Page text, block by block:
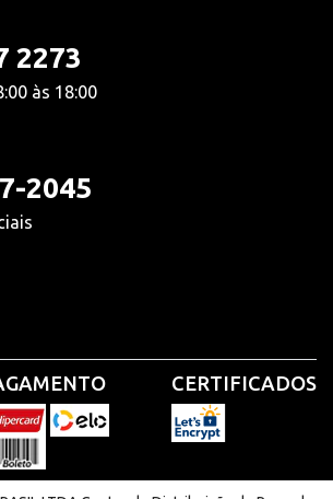
2273
às 18:00
2045
CERTIFICADOS